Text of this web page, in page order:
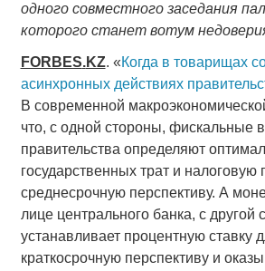
одного совместного заседания
которого станет вотум
FORBES.KZ. «Когда в товарищах
асинхронных действиях
В современной
что, с одной стороны, фискальные
правительства определяют
государственных трат и налоговую
среднесрочную перспективу. А
лице центрального банка, с другой
устанавливает процентную ставку
краткосрочную перспективу и